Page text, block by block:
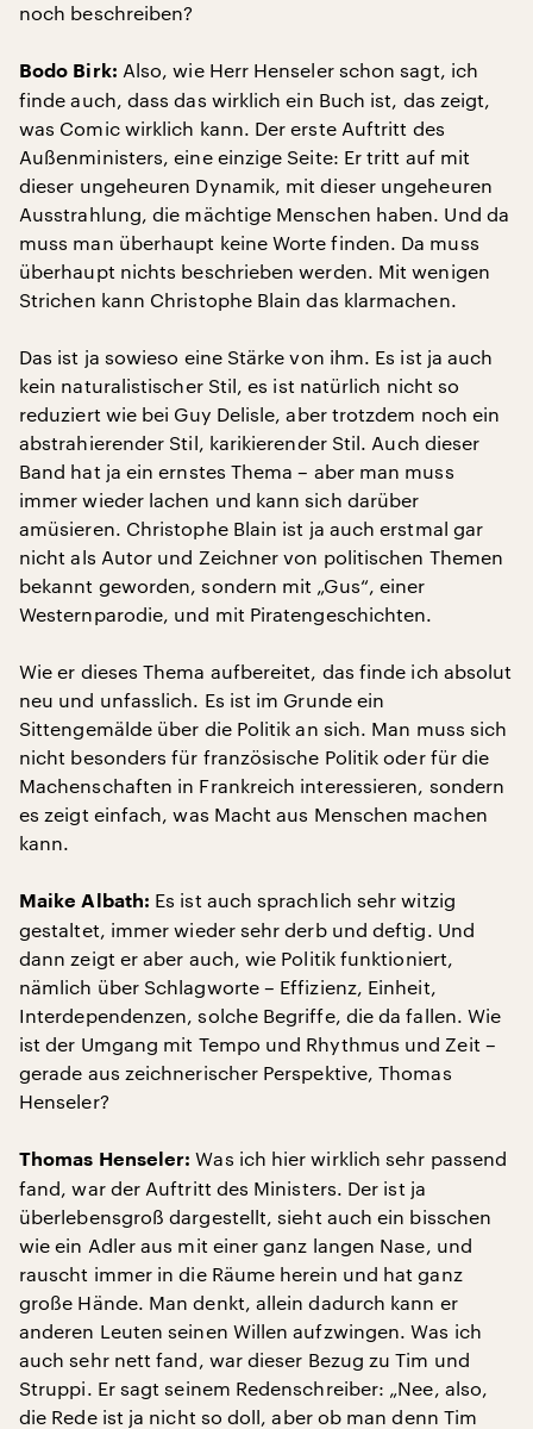
noch beschreiben?
Bodo Birk: Also, wie Herr Henseler schon sagt, ich
finde auch, dass das wirklich ein Buch ist, das zeigt,
was Comic wirklich kann. Der erste Auftritt des
Außenministers, eine einzige Seite: Er tritt auf mit
dieser ungeheuren Dynamik, mit dieser ungeheuren
Ausstrahlung, die mächtige Menschen haben. Und da
muss man überhaupt keine Worte finden. Da muss
überhaupt nichts beschrieben werden. Mit wenigen
Strichen kann Christophe Blain das klarmachen.
Das ist ja sowieso eine Stärke von ihm. Es ist ja auch
kein naturalistischer Stil, es ist natürlich nicht so
reduziert wie bei Guy Delisle, aber trotzdem noch ein
abstrahierender Stil, karikierender Stil. Auch dieser
Band hat ja ein ernstes Thema – aber man muss
immer wieder lachen und kann sich darüber
amüsieren. Christophe Blain ist ja auch erstmal gar
nicht als Autor und Zeichner von politischen Themen
bekannt geworden, sondern mit „Gus“, einer
Westernparodie, und mit Piratengeschichten.
Wie er dieses Thema aufbereitet, das finde ich absolut
neu und unfasslich. Es ist im Grunde ein
Sittengemälde über die Politik an sich. Man muss sich
nicht besonders für französische Politik oder für die
Machenschaften in Frankreich interessieren, sondern
es zeigt einfach, was Macht aus Menschen machen
kann.
Maike Albath: Es ist auch sprachlich sehr witzig
gestaltet, immer wieder sehr derb und deftig. Und
dann zeigt er aber auch, wie Politik funktioniert,
nämlich über Schlagworte – Effizienz, Einheit,
Interdependenzen, solche Begriffe, die da fallen. Wie
ist der Umgang mit Tempo und Rhythmus und Zeit –
gerade aus zeichnerischer Perspektive, Thomas
Henseler?
Thomas Henseler: Was ich hier wirklich sehr passend
fand, war der Auftritt des Ministers. Der ist ja
überlebensgroß dargestellt, sieht auch ein bisschen
wie ein Adler aus mit einer ganz langen Nase, und
rauscht immer in die Räume herein und hat ganz
große Hände. Man denkt, allein dadurch kann er
anderen Leuten seinen Willen aufzwingen. Was ich
auch sehr nett fand, war dieser Bezug zu Tim und
Struppi. Er sagt seinem Redenschreiber: „Nee, also,
die Rede ist ja nicht so doll, aber ob man denn Tim